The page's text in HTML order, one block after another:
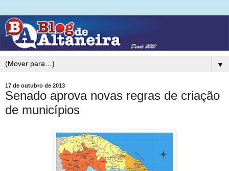
▼
17 de outubro de 2013
Senado aprova novas regras de criação
de municípios